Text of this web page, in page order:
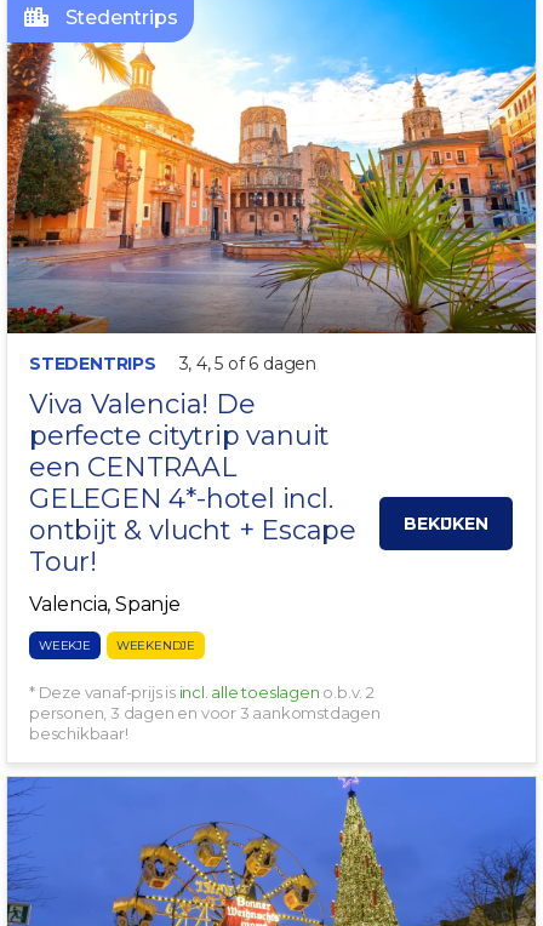
Stedentrips
INCLUSIEF VLUCHT!
STEDENTRIPS 3, 4, 5 of 6 dagen
Viva Valencia! De
perfecte citytrip vanuit
een CENTRAAL
GELEGEN 4*-hotel incl.
ontbijt & vlucht + Escape
Tour!
Valencia, Spanje
WEEKJE WEEKENDJE
BEKIJKEN
* Deze vanaf-prijs is incl. alle toeslagen o.b.v. 2
personen, 3 dagen en voor 3 aankomstdagen
beschikbaar!